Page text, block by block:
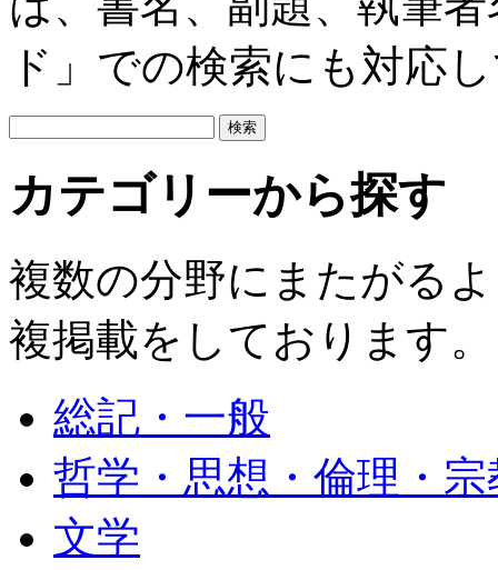
ド」での検索にも対応
カテゴリーから探す
複数の分野にまたがる
複掲載をしております。
総記・一般
哲学・思想・倫理・宗
文学